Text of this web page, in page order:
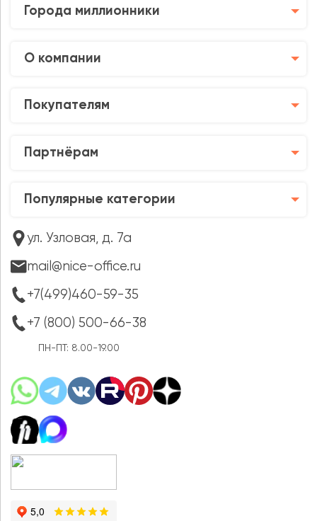
Города миллионники
О компании
Покупателям
Партнёрам
Популярные категории
ул. Узловая, д. 7а
mail@nice-office.ru
+7(499)460-59-35
+7 (800) 500-66-38
ПН-ПТ: 8.00-19.00